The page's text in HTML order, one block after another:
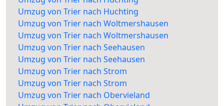
Umzug von Trier nach Huchting
Umzug von Trier nach Woltmershausen
Umzug von Trier nach Woltmershausen
Umzug von Trier nach Seehausen
Umzug von Trier nach Seehausen
Umzug von Trier nach Strom
Umzug von Trier nach Strom
Umzug von Trier nach Obervieland